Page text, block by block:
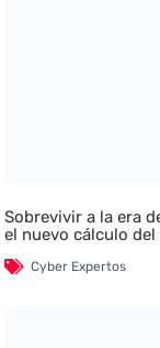
Sobrevivir a la era
el nuevo cálculo
Cyber Expertos